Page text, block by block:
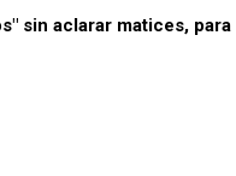
sin aclarar matices,